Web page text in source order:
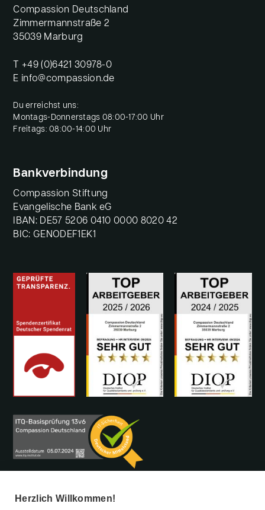
Compassion Deutschland
Zimmermannstraße 2
35039 Marburg
+49 (0)6421 30978-0
E info@compassion.de
Du erreichst uns:
Montags-Donnerstags 08:00-17:00 Uhr
Freitags: 08:00-14:00 Uhr
Bankverbindung
Compassion Stiftung
Evangelische Bank eG
IBAN: DE57 5206 0410 0000 8020 42
BIC: GENODEF1EK1
Herzlich Willkommen!